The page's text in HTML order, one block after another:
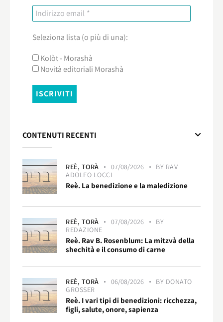
Seleziona lista (o più di una):
Kolòt - Morashà
Novità editoriali Morashà
CONTENUTI RECENTI
REÈ, TORÀ 07/08/2026 BY RAV
ADOLFO LOCCI
Reè. La benedizione e la maledizione
REÈ, TORÀ 07/08/2026
BY
REDAZIONE
Reè. Rav B. Rosenblum: La mitzvà della
shechità e il consumo di carne
REÈ, TORÀ 06/08/2026 BY DONATO
GROSSER
Reè. I vari tipi di benedizioni: ricchezza,
figli, salute, onore, sapienza